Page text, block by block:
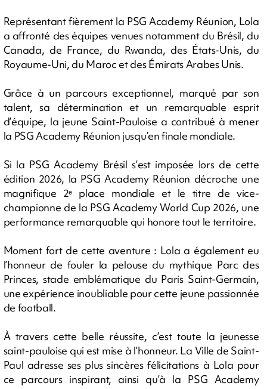
Représentant fièrement la PSG Academy Réunion, Lola
a affronté des équipes venues notamment du Brésil, du
Canada, de France, du Rwanda, des États-Unis, du
Royaume-Uni, du Maroc et des Émirats Arabes Unis.
Grâce à un parcours exceptionnel, marqué par son
talent, sa détermination et un remarquable esprit
d’équipe, la jeune Saint-Pauloise a contribué à mener
la PSG Academy Réunion jusqu’en finale mondiale.
Si la PSG Academy Brésil s’est imposée lors de cette
édition 2026, la PSG Academy Réunion décroche une
magnifique 2ᵉ place mondiale et le titre de vice-
championne de la PSG Academy World Cup 2026, une
performance remarquable qui honore tout le territoire.
Moment fort de cette aventure : Lola a également eu
l’honneur de fouler la pelouse du mythique Parc des
Princes, stade emblématique du Paris Saint-Germain,
une expérience inoubliable pour cette jeune passionnée
de football.
À travers cette belle réussite, c’est toute la jeunesse
saint-pauloise qui est mise à l’honneur. La Ville de Saint-
Paul adresse ses plus sincères félicitations à Lola pour
ce parcours inspirant, ainsi qu’à la PSG Academy